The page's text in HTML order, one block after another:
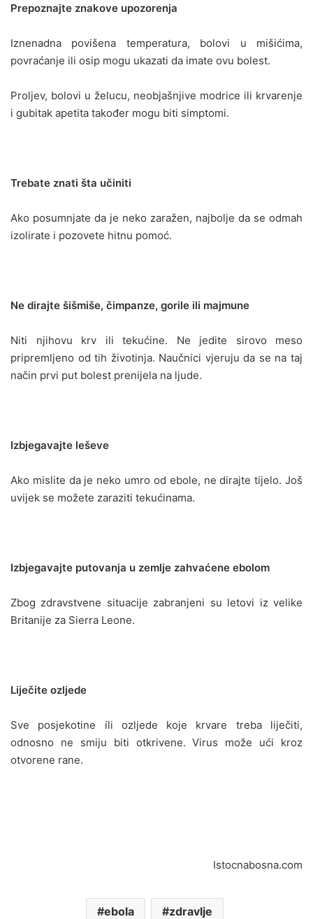
Prepoznajte znakove upozorenja
Iznenadna povišena temperatura, bolovi u mišićima,
povraćanje ili osip mogu ukazati da imate ovu bolest.
Proljev, bolovi u želucu, neobjašnjive modrice ili krvarenje
i gubitak apetita također mogu biti simptomi.
Trebate znati šta učiniti
Ako posumnjate da je neko zaražen, najbolje da se odmah
izolirate i pozovete hitnu pomoć.
Ne dirajte šišmiše, čimpanze, gorile ili majmune
Niti njihovu krv ili tekućine. Ne jedite sirovo meso
pripremljeno od tih životinja. Naučnici vjeruju da se na taj
način prvi put bolest prenijela na ljude.
Izbjegavajte leševe
Ako mislite da je neko umro od ebole, ne dirajte tijelo. Još
uvijek se možete zaraziti tekućinama.
Izbjegavajte putovanja u zemlje zahvaćene ebolom
Zbog zdravstvene situacije zabranjeni su letovi iz velike
Britanije za Sierra Leone.
Liječite ozljede
Sve posjekotine ili ozljede koje krvare treba liječiti,
odnosno ne smiju biti otkrivene. Virus može ući kroz
otvorene rane.
Istocnabosna.com
ebola zdravlje